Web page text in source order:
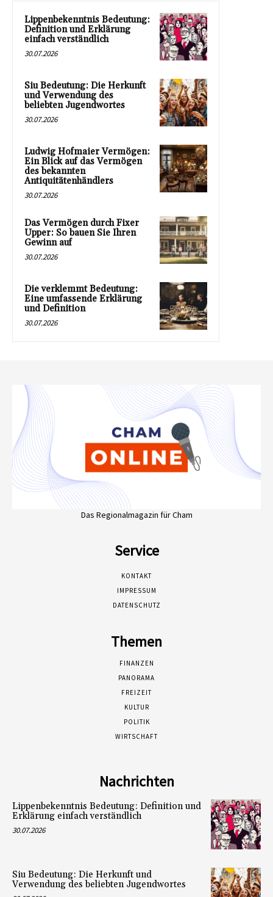
Lippenbekenntnis Bedeutung:
Definition und Erklärung
einfach verständlich
30.07.2026
Siu Bedeutung: Die Herkunft
und Verwendung des
beliebten Jugendwortes
30.07.2026
Ludwig Hofmaier Vermögen:
Ein Blick auf das Vermögen
des bekannten
Antiquitätenhändlers
30.07.2026
Das Vermögen durch Fixer
Upper: So bauen Sie Ihren
Gewinn auf
30.07.2026
Die verklemmt Bedeutung:
Eine umfassende Erklärung
und Definition
30.07.2026
Das Regionalmagazin für Cham
Service
KONTAKT
IMPRESSUM
DATENSCHUTZ
Themen
FINANZEN
PANORAMA
FREIZEIT
KULTUR
POLITIK
WIRTSCHAFT
Nachrichten
Lippenbekenntnis Bedeutung: Definition und
Erklärung einfach verständlich
30.07.2026
Siu Bedeutung: Die Herkunft und
Verwendung des beliebten Jugendwortes